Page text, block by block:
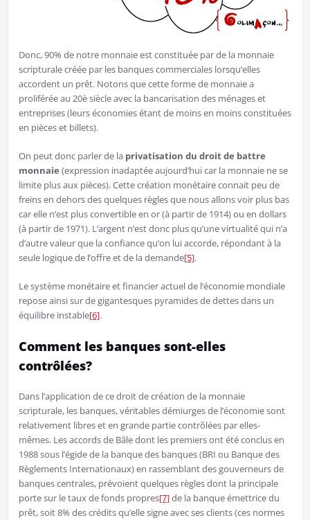
Donc, 90% de notre monnaie est constituée par de la monnaie
scripturale créée par les banques commerciales lorsqu’elles
accordent un prêt. Notons que cette forme de monnaie a
proliférée au 20è siècle avec la bancarisation des ménages et
entreprises (leurs économies étant de moins en moins constituées
en pièces et billets).
On peut donc parler de la privatisation du droit de battre
monnaie (expression inadaptée aujourd’hui car la monnaie ne se
limite plus aux pièces). Cette création monétaire connait peu de
freins en dehors des quelques règles que nous allons voir plus bas
car elle n’est plus convertible en or (à partir de 1914) ou en dollars
(à partir de 1971). L’argent n’est donc plus qu’une virtualité qui n’a
d’autre valeur que la confiance qu’on lui accorde, répondant à la
seule logique de l’offre et de la demande[5].
Le système monétaire et financier actuel de l’économie mondiale
repose ainsi sur de gigantesques pyramides de dettes dans un
équilibre instable[6].
Comment les banques sont-elles
contrôlées?
Dans l’application de ce droit de création de la monnaie
scripturale, les banques, véritables démiurges de l’économie sont
relativement libres et en grande partie contrôlées par elles-
mêmes. Les accords de Bâle dont les premiers ont été conclus en
1988 sous l’égide de la banque des banques (BRI ou Banque des
Règlements Internationaux) en rassemblant des gouverneurs de
banques centrales, prévoient quelques règles dont la principale
porte sur le taux de fonds propres[7]de la banque émettrice du
prêt, soit 8% des crédits qu’elle signe avec ses clients (ces normes